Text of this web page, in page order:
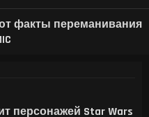
факты переманивания
персонажей Star Wars